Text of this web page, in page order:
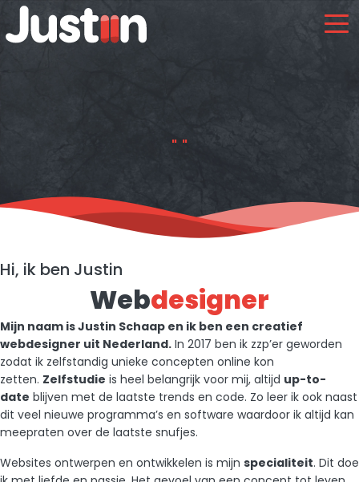
" "
Hi, ik ben Justin
Webdesigner
Mijn naam is Justin Schaap en ik ben een creatief
webdesigner uit Nederland. In 2017 ben ik zzp’er geworden
zodat ik zelfstandig unieke concepten online kon
zetten. Zelfstudie is heel belangrijk voor mij, altijd up-to-
date blijven met de laatste trends en code. Zo leer ik ook naast
dit veel nieuwe programma’s en software waardoor ik altijd kan
meepraten over de laatste snufjes.
Websites ontwerpen en ontwikkelen is mijn specialiteit. Dit doe